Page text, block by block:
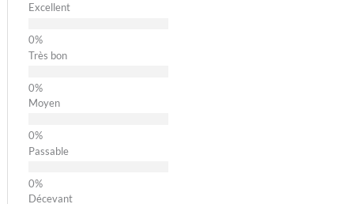
Excellent
Très bon
Moyen
Passable
Décevant